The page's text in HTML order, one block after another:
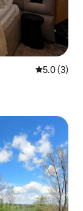
5.0 (3)